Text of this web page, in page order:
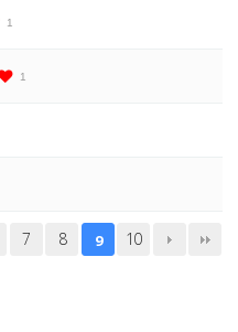
1
1
7 8 9 10